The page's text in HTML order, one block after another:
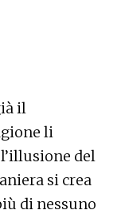
il
li
del
si crea
di nessuno